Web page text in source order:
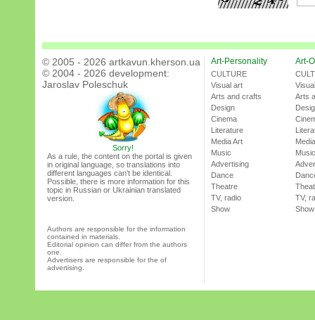
© 2005 - 2026 artkavun.kherson.ua
© 2004 - 2026 development:
Jaroslav Poleschuk
Sorry!
As a rule, the content on the portal is given
in original language, so translations into
different languages can’t be identical.
Possible, there is more information for this
topic in Russian or Ukrainian translated
version.
Authors are responsible for the information
contained in materials.
Editorial opinion can differ from the authors
one.
Advertisers are responsible for the of
advertising.
Art-Personality
CULTURE
Visual art
Arts and crafts
Design
Cinema
Literature
Media Art
Music
Advertising
Dance
Theatre
TV, radio
Show
Art-
Arts
Music
TV,
Show